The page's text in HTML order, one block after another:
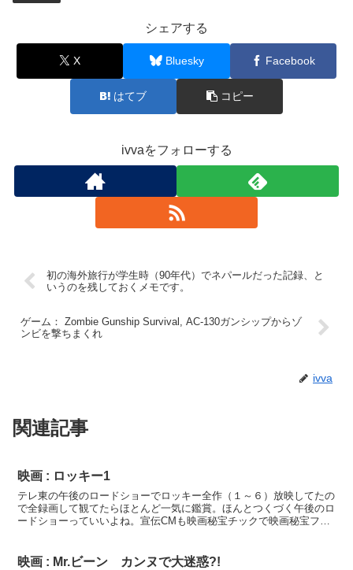
シェアする
X Bluesky Facebook
はてブ コピー
ivvaをフォローする
初の海外旅行が学生時（90年代）でネパールだった記録、と
いうのを残しておくメモです。
ゲーム： Zombie Gunship Survival, AC-130ガンシップからゾ
ンビを撃ちまくれ
ivva
関連記事
映画 : ロッキー1
テレ東の午後のロードショーでロッキー全作（１～６）放映してたの
で全録画して観てたらほとんど一気に鑑賞。ほんとつくづく午後のロ
ードショーっていいよね。宣伝CMも映画秘宝チックで映画秘宝ファ
映画 : Mr.ビーン カンヌで大迷惑?!